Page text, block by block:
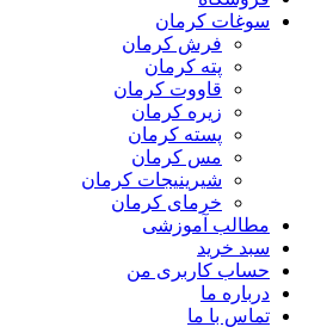
سوغات کرمان
فرش کرمان
پته کرمان
قاووت کرمان
زیره کرمان
پسته کرمان
مس کرمان
شیرینیجات کرمان
خرمای کرمان
مطالب آموزشی
سبد خرید
حساب کاربری من
درباره ما
تماس با ما